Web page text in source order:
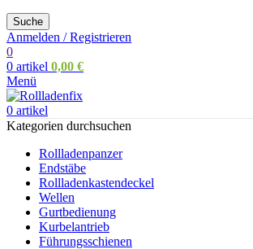
Suche
Anmelden / Registrieren
0
0 artikel 0,00 €
Menü
0 artikel
Kategorien durchsuchen
Rollladenpanzer
Endstäbe
Rollladenkastendeckel
Wellen
Gurtbedienung
Kurbelantrieb
Führungsschienen